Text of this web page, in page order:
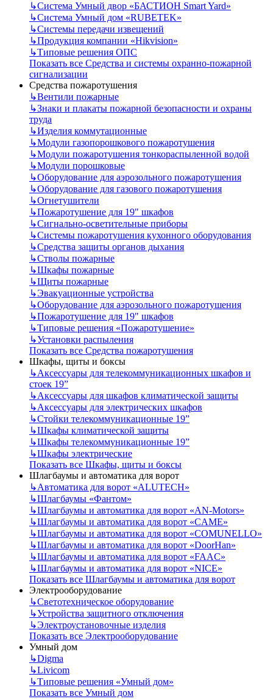
↳Система Умный двор «БАСТИОН Smart Yard»
↳Система Умный дом «RUBETEK»
↳Системы передачи извещений
↳Продукция компании «Hikvision»
↳Типовые решения ОПС
Показать все Средства и системы охранно-пожарной
сигнализации
Средства пожаротушения
↳Вентили пожарные
↳Знаки и плакаты пожарной безопасности и охраны
труда
↳Изделия коммутационные
↳Модули газопорошкового пожаротушения
↳Модули пожаротушения тонкораспыленной водой
↳Модули порошковые
↳Оборудование для аэрозольного пожаротушения
↳Оборудование для газового пожаротушения
↳Огнетушители
↳Пожаротушение для 19" шкафов
↳Сигнально-осветительные приборы
↳Системы пожаротушения кухонного оборудования
↳Средства защиты органов дыхания
↳Стволы пожарные
↳Шкафы пожарные
↳Щиты пожарные
↳Эвакуационные устройства
↳Оборудование для аэрозольного пожаротушения
↳Пожаротушение для 19" шкафов
↳Типовые решения «Пожаротушение»
↳Установки распыления
Показать все Средства пожаротушения
Шкафы, щиты и боксы
↳Аксессуары для телекоммуникационных шкафов и
стоек 19”
↳Аксессуары для шкафов климатической защиты
↳Аксессуары для электрических шкафов
↳Стойки телекоммуникационные 19”
↳Шкафы климатической защиты
↳Шкафы телекоммуникационные 19”
↳Шкафы электрические
Показать все Шкафы, щиты и боксы
Шлагбаумы и автоматика для ворот
↳Автоматика для ворот «ALUTECH»
↳Шлагбаумы «Фантом»
↳Шлагбаумы и автоматика для ворот «AN-Motors»
↳Шлагбаумы и автоматика для ворот «CAME»
↳Шлагбаумы и автоматика для ворот «COMUNELLO»
↳Шлагбаумы и автоматика для ворот «DoorHan»
↳Шлагбаумы и автоматика для ворот «FAAC»
↳Шлагбаумы и автоматика для ворот «NICE»
Показать все Шлагбаумы и автоматика для ворот
Электрооборудование
↳Светотехническое оборудование
↳Устройства защитного отключения
↳Электроустановочные изделия
Показать все Электрооборудование
Умный дом
↳Digma
↳Livicom
↳Типовые решения «Умный дом»
Показать все Умный дом